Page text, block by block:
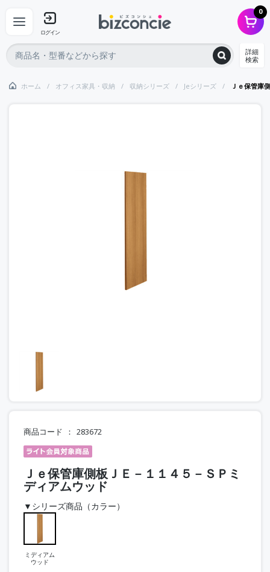
ログイン
0
詳細
検索
ホーム オフィス家具・収納 収納シリーズ Jeシリーズ Ｊｅ保管庫
商品コード 283672
Ｊｅ保管庫側板ＪＥ－１１４５－ＳＰミ
ディアムウッド
▼シリーズ商品（カラー）
ミディアム
ウッド